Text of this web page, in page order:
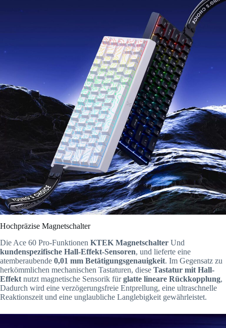
Hochpräzise Magnetschalter
Die Ace 60 Pro-Funktionen KTEK Magnetschalter Und
kundenspezifische Hall-Effekt-Sensoren, und lieferte eine
atemberaubende 0,01 mm Betätigungsgenauigkeit. Im Gegensatz zu
herkömmlichen mechanischen Tastaturen, diese Tastatur mit Hall-
Effekt nutzt magnetische Sensorik fürglatte lineare Rückkopplung,
Dadurch wird eine verzögerungsfreie Entprellung, eine ultraschnelle
Reaktionszeit und eine unglaubliche Langlebigkeit gewährleistet.